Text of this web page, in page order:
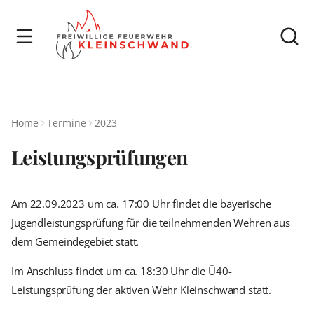
Home Termine 2023
Leistungsprüfungen
Am 22.09.2023 um ca. 17:00 Uhr findet die bayerische
Jugendleistungsprüfung für die teilnehmenden Wehren aus
dem Gemeindegebiet statt.
Im Anschluss findet um ca. 18:30 Uhr die Ü40-
Leistungsprüfung der aktiven Wehr Kleinschwand statt.